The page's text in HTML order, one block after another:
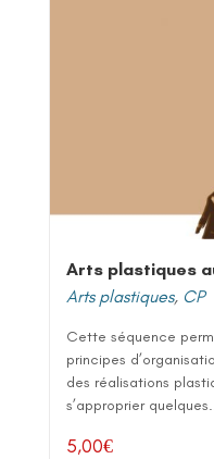
Arts plastiques
Arts plastiques, CP
Cette séquence
principes
des réalisations
s’approprier
5,00€